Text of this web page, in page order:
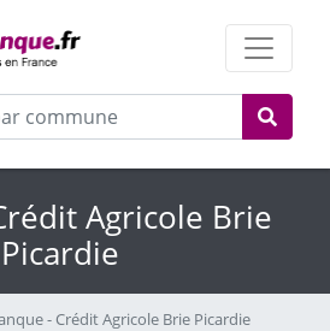
Agricole Brie
Picardie
- Crédit Agricole Brie Picardie